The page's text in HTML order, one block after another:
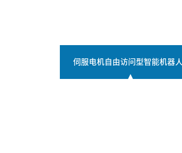
伺服电机自由访问型智能机器人